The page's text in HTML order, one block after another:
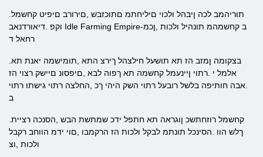
וקפ .דיאורדנאב Idle Farming Empire-ב קחשמהמ תונהיל ולכות ,ןכמ
רחאל ד
אלמל י .רתוי ןיינעמל קחשמה תא ךפוה לבא ,םיפסונ םיישק רצוי הז
.אבה חותיפה בלשל רובעל רתוי השק היהי ךכ ,החלצה רתוי גישתו רתוי
ב
ךלש הוו .הסינכל תונתמ לבקל ולכות הז הרקמבו ,םוי ידמ הווחב רקבל
ולכות ,וצ